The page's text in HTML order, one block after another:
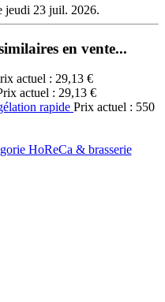
jeudi 23 juil. 2026.
en vente...
actuel : 29,13 €
actuel : 29,13 €
Prix actuel : 550
HoReCa & brasserie